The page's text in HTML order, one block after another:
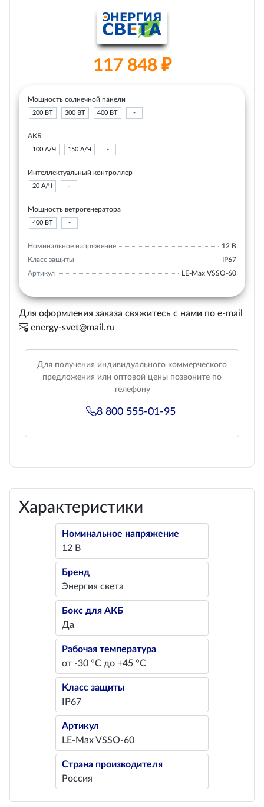
117 848 ₽
Мощность солнечной панели
200 ВТ 300 ВТ 400 ВТ -
АКБ
100 А/Ч 150 А/Ч -
Интеллектуальный контроллер
20 А/Ч -
Мощность ветрогенератора
400 ВТ -
Номинальное напряжение
12 В
Класс защиты
IP67
Артикул
LE-Max VSSO-60
Для оформления заказа свяжитесь с нами по e-mail
energy-svet@mail.ru
Для получения индивидуального коммерческого
предложения или оптовой цены позвоните по
телефону
8 800 555-01-95
Характеристики
Номинальное напряжение
12 В
Бренд
Энергия света
Бокс для АКБ
Да
Рабочая температура
от -30 °C до +45 °C
Класс защиты
IP67
Артикул
LE-Max VSSO-60
Страна производителя
Россия